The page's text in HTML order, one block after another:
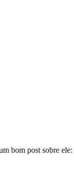
bom post sobre ele: